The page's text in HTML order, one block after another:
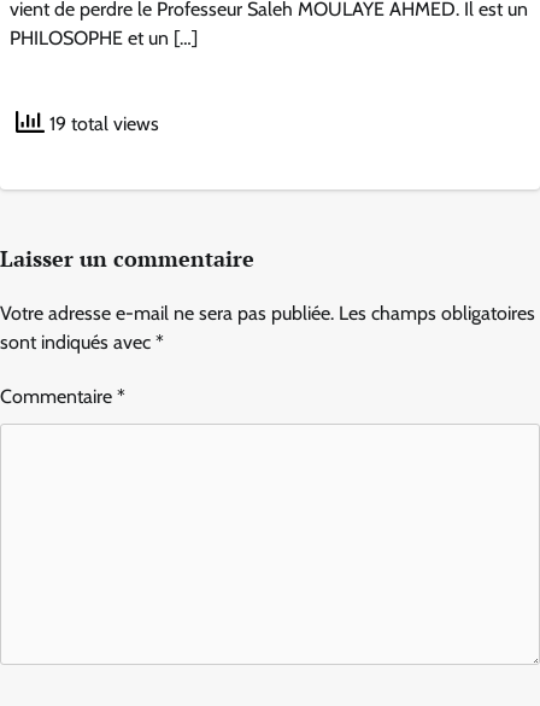
vient de perdre le Professeur Saleh MOULAYE AHMED. Il est un
PHILOSOPHE et un […]
19 total views
Laisser un commentaire
Votre adresse e-mail ne sera pas publiée. Les champs obligatoires
sont indiqués avec *
Commentaire *